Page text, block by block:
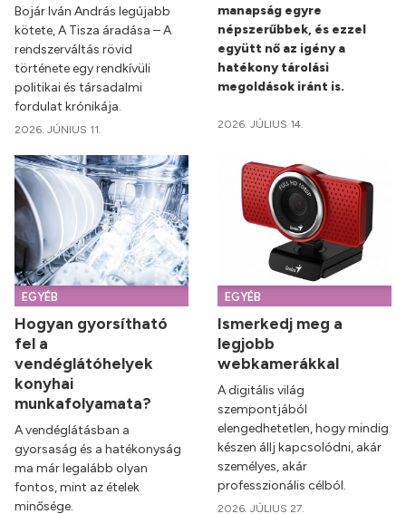
Bojár Iván András legújabb
kötete, A Tisza áradása – A
rendszerváltás rövid
története egy rendkívüli
politikai és társadalmi
fordulat krónikája.
2026. JÚNIUS 11.
manapság egyre
népszerűbbek, és ezzel
együtt nő az igény a
hatékony tárolási
megoldások iránt is.
2026. JÚLIUS 14.
EGYÉB
Hogyan gyorsítható
fel a
vendéglátóhelyek
konyhai
munkafolyamata?
A vendéglátásban a
gyorsaság és a hatékonyság
ma már legalább olyan
fontos, mint az ételek
minősége.
EGYÉB
Ismerkedj meg a
legjobb
webkamerákkal
A digitális világ
szempontjából
elengedhetetlen, hogy mindig
készen állj kapcsolódni, akár
személyes, akár
professzionális célból.
2026. JÚLIUS 27.